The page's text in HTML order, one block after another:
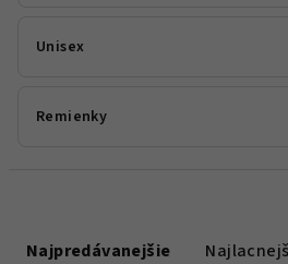
Unisex
Remienky
Najpredávanejšie